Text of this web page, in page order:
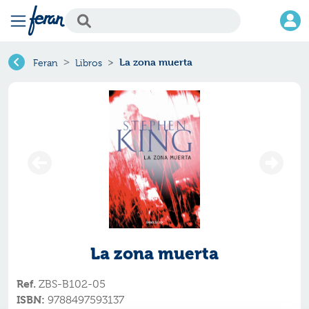
Feran Libros La zona muerta
La zona muerta
Ref. ZBS-B102-05
ISBN: 9788497593137